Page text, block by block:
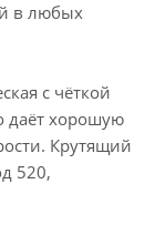
в любых
с чёткой
даёт хорошую
Крутящий
520,